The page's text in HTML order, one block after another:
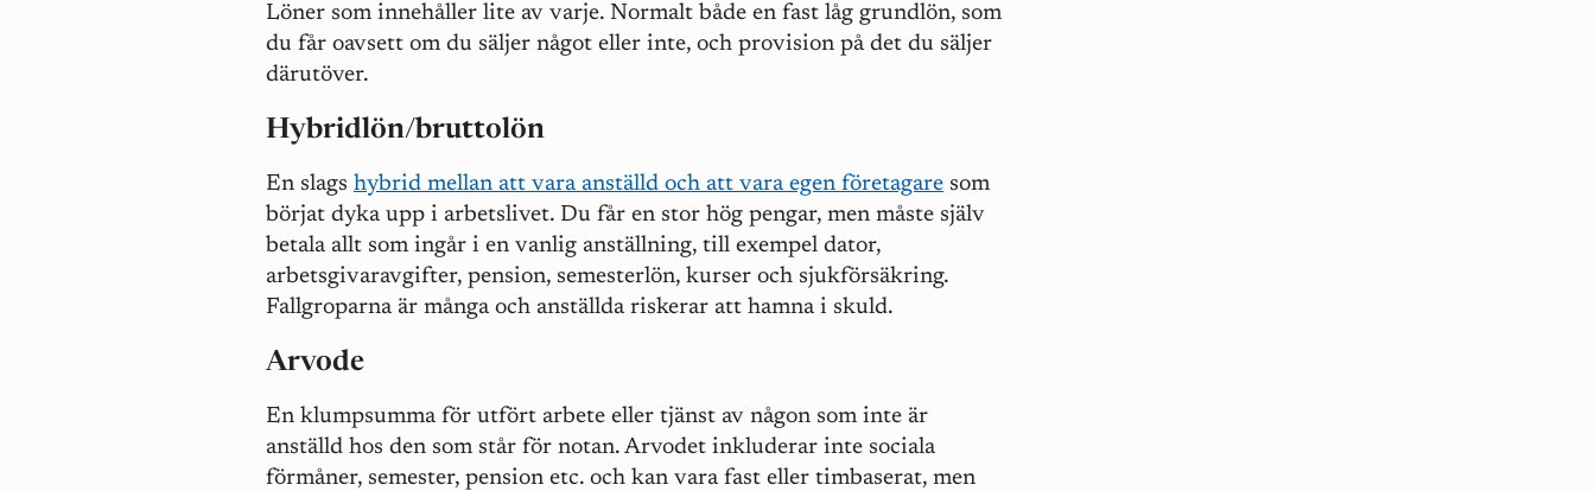
Löner som innehåller lite av varje. Normalt både en fast låg grundlön, som
du får oavsett om du säljer något eller inte, och provision på det du säljer
därutöver.
Hybridlön/bruttolön
En slags hybrid mellan att vara anställd och att vara egen företagare som
börjat dyka upp i arbetslivet. Du får en stor hög pengar, men måste själv
betala allt som ingår i en vanlig anställning, till exempel dator,
arbetsgivaravgifter, pension, semesterlön, kurser och sjukförsäkring.
Fallgroparna är många och anställda riskerar att hamna i skuld.
Arvode
En klumpsumma för utfört arbete eller tjänst av någon som inte är
anställd hos den som står för notan. Arvodet inkluderar inte sociala
förmåner, semester, pension etc. och kan vara fast eller timbaserat, men